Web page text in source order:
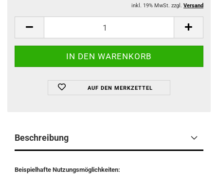
inkl. 19% MwSt. zzgl. Versand
AUF DEN MERKZETTEL
Beschreibung
Beispielhafte Nutzungsmöglichkeiten: